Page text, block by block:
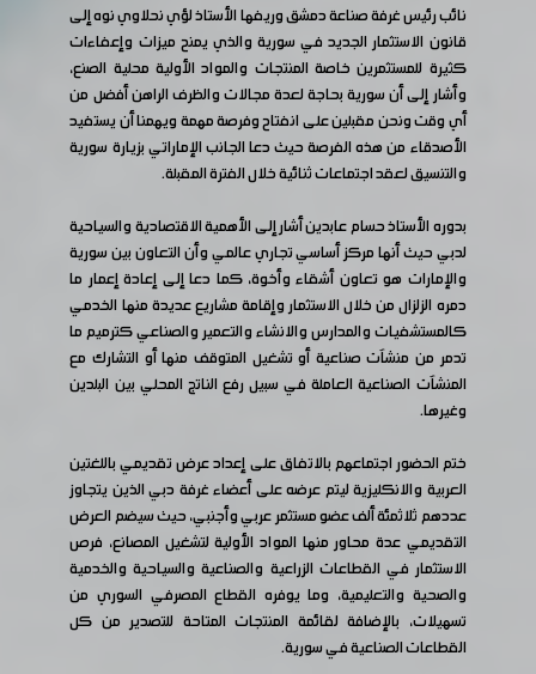
نائب رئيس غرفة صناعة دمشق وريفها الأستاذ لؤي نحلاوي نوه إلى
قانون الاستثمار الجديد في سورية والذي يمنح ميزات وإعفاءات
كثيرة للمستثمرين خاصة المنتجات والمواد الأولية محلية الصنع،
وأشار إلى أن سورية بحاجة لعدة مجالات والظرف الراهن أفضل من
أي وقت ونحن مقبلين على انفتاح وفرصة مهمة ويهمنا أن يستفيد
الأصدقاء من هذه الفرصة حيث دعا الجانب الإماراتي بزيارة سورية
والتنسيق لعقد اجتماعات ثنائية خلال الفترة المقبلة.
بدوره الأستاذ حسام عابدين أشار إلى الأهمية الاقتصادية والسياحية
لدبي حيث أنها مركز أساسي تجاري عالمي وأن التعاون بين سورية
والإمارات هو تعاون أشقاء وأخوة، كما دعا إلى إعادة إعمار ما
دمره الزلزال من خلال الاستثمار وإقامة مشاريع عديدة منها الخدمي
كالمستشفيات والمدارس والانشاء والتعمير والصناعي كترميم ما
تدمر من منشآت صناعية أو تشغيل المتوقف منها أو التشارك مع
المنشآت الصناعية العاملة في سبيل رفع الناتج المحلي بين البلدين
وغيرها.
ختم الحضور اجتماعهم بالاتفاق على إعداد عرض تقديمي باللغتين
العربية والانكليزية ليتم عرضه على أعضاء غرفة دبي الذين يتجاوز
عددهم ثلاثمئة ألف عضو مستثمر عربي وأجنبي، حيث سيضم العرض
التقديمي عدة محاور منها المواد الأولية لتشغيل المصانع، فرص
الاستثمار في القطاعات الزراعية والصناعية والسياحية والخدمية
والصحية والتعليمية، وما يوفره القطاع المصرفي السوري من
تسهيلات، بالإضافة لقائمة المنتجات المتاحة للتصدير من كل
القطاعات الصناعية في سورية.